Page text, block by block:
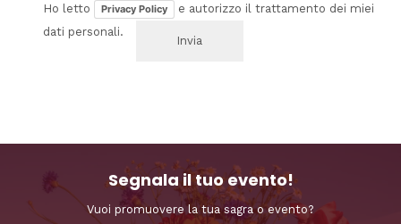
Ho letto Privacy Policy
e autorizzo il trattamento dei miei
dati personali.
Segnala il tuo evento!
Vuoi promuovere la tua sagra o evento?